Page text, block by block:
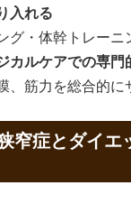
入れる
・体幹トレーニ
カルケアでの専門
筋力を総合的に
窄症とダイエ